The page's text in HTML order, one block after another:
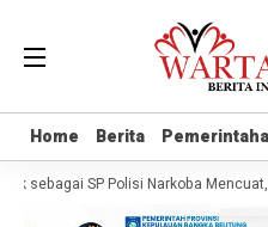
Home Berita
Home Berita
sebagai SP Polisi Narkoba Mencuat,